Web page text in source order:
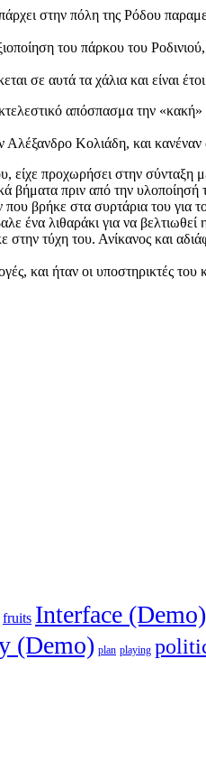
στην πόλη της Ρόδου
του πάρκου του
σε αυτά τα χάλια και είναι
απόσπασμα την
Αλέξανδρο Κολιάδη, και κανέναν
είχε προχωρήσει στην σύνταξη
βήματα πριν από την υλοποίησή
βρήκε στα συρτάρια του για
λιθαράκι για να βελτιωθεί η
στην τύχη του. Ανίκανος και
και ήταν οι υποστηρικτές του
fruits Interface (Demo)
(Demo) plan playing